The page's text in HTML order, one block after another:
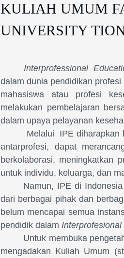
KULIAH UMUM
UNIVERSITY
Interprofessional
dalam dunia pendidikan profesi
mahasiswa atau profesi
melakukan pembelajaran
dalam upaya pelayanan
Melalui IPE diharapkan
antarprofesi, dapat
berkolaborasi, meningkatkan
untuk individu, keluarga, dan
Namun, IPE di Indonesia
dari berbagai pihak dan
belum mencapai semua
pendidik dalam
Untuk membuka
mengadakan Kuliah Umum